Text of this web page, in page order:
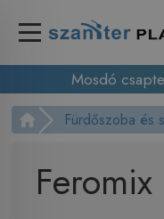
Mosdó
Fürdőszoba és